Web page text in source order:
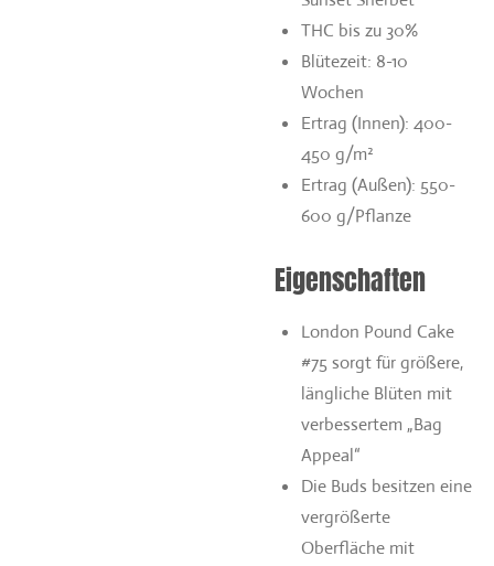
THC bis zu 30%
Blütezeit: 8-10
Wochen
Ertrag (Innen): 400-
450 g/m²
Ertrag (Außen): 550-
600 g/Pflanze
Eigenschaften
London Pound Cake
#75 sorgt für größere,
längliche Blüten mit
verbessertem „Bag
Appeal“
Die Buds besitzen eine
vergrößerte
Oberfläche mit